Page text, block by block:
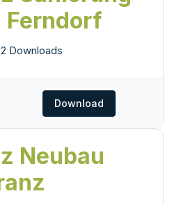
Ferndorf
Downloads
Download
Neubau